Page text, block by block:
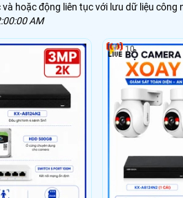
hoặc động liên tục với lưu dữ liệu
AM
10